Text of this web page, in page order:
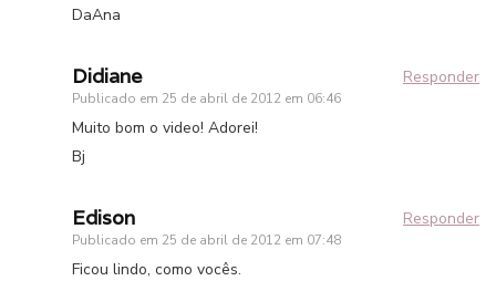
DaAna
Didiane
Publicado em 25 de abril de 2012 em 06:46
Responder
Muito bom o video! Adorei!
Bj
Edison
Publicado em 25 de abril de 2012 em 07:48
Responder
Ficou lindo, como vocês.